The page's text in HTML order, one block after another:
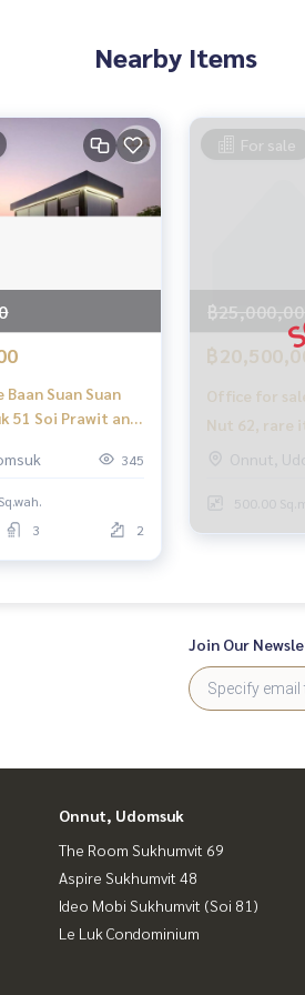
#บ้านเช่าอ่อนนุช
Nearby Items
Suan Suan
51 Soi Prawit and
a roof- 3
parking- size
of ​​the area of
15.9 million
price)
345
3 2
For sale
฿
฿
Office for
Nut 62, rare
the BTSOnnut,
500.00 Sq.m.
Join Our
Onnut, Udomsuk
The Room Sukhumvit 69
Aspire Sukhumvit 48
Ideo Mobi Sukhumvit (Soi 81)
Le Luk Condominium